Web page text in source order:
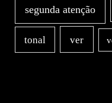
segunda atenção
tonal ver